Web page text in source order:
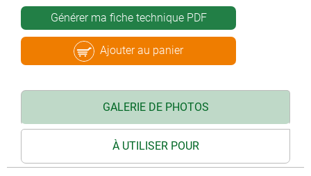
Générer ma fiche technique PDF
Ajouter au panier
GALERIE DE PHOTOS
À UTILISER POUR